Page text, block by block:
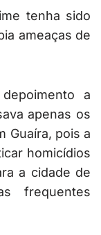
tenha sido
ameaças de
a
apenas os
Guaíra, pois a
homicídios
a cidade de
frequentes